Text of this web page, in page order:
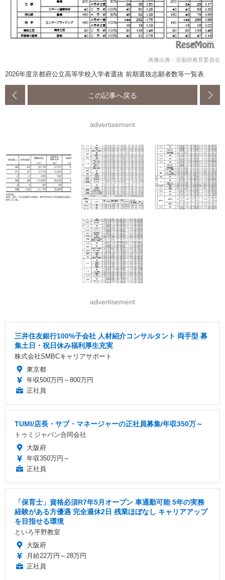
画像出典：京都府教育委員会
2026年度京都府公立高等学校入学者選抜 前期選抜志願者数等一覧表
この記事へ戻る
advertisement
advertisement
三井住友銀行100%子会社 人材紹介コンサルタント 両手型 募
集土日・祝日休み福利厚生充実
株式会社SMBCキャリアサポート
東京都
年収500万円～800万円
正社員
TUMI/店長・サブ・マネージャーの正社員募集/年収350万～
トゥミジャパン合同会社
大阪府
年収350万円～
正社員
「保育士」資格必須R7年5月オープン 車通勤可能 5年の実務
経験がある方優遇 完全週休2日 残業ほぼなし キャリアアップ
を目指せる環境
といろ平野教室
大阪府
月給22万円～28万円
正社員